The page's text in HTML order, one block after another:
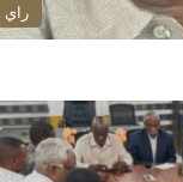
راي